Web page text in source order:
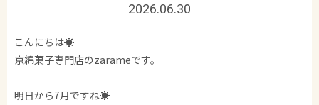
2026.06.30
こんにちは☀️
京綿菓子専門店のzarameです。
明日から7月ですね☀️